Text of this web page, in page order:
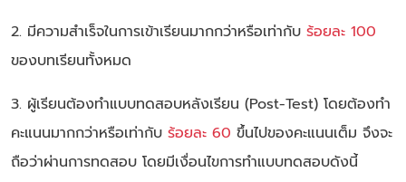
2. มีความสำเร็จในการเข้าเรียนมากกว่าหรือเท่ากับ ร้อยละ 100
ของบทเรียนทั้งหมด
3. ผู้เรียนต้องทำแบบทดสอบหลังเรียน (Post-Test) โดยต้องทำ
คะแนนมากกว่าหรือเท่ากับ ร้อยละ 60 ขึ้นไปของคะแนนเต็ม จึงจะ
ถือว่าผ่านการทดสอบ โดยมีเงื่อนไขการทำแบบทดสอบดังนี้